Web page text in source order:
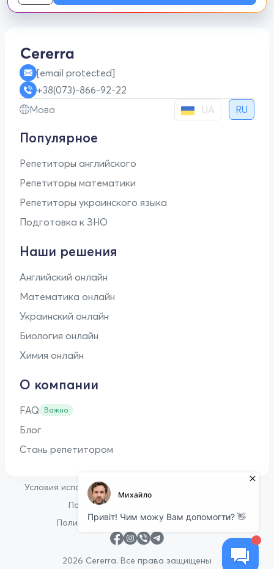
[email protected]
+38(073)-866-92-22
Мова
UA RU
Популярное
Репетиторы английского
Репетиторы математики
Репетиторы украинского языка
Подготовка к ЗНО
Наши решения
Английский онлайн
Математика онлайн
Украинский онлайн
Биология онлайн
Химия онлайн
О компании
FAQ Важно
Блог
Стань репетитором
2026 Cererra. Все права защищены
Условия использования
Политика конфиденциальности
Политика в отношении файлов cookie